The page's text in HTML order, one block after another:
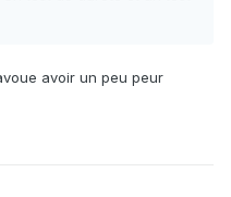
avoir un peu peur